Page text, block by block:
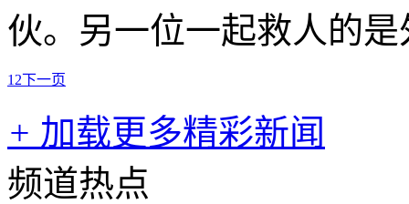
伙。另一位一起救人的
1 2下一页
+ 加载更多精彩新闻
频道热点